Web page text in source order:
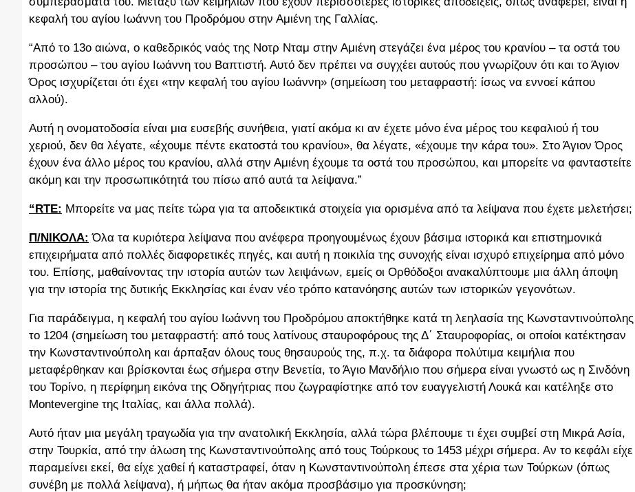
κεφαλή του αγίου Ιωάννη του Προδρόμου στην Αμιένη της Γαλλίας.
“Από το 13ο αιώνα, ο καθεδρικός ναός της Νοτρ Νταμ στην Αμιένη στεγάζει ένα μέρος του κρανίου – τα οστά του
προσώπου – του αγίου Ιωάννη του Βαπτιστή. Αυτό δεν πρέπει να συγχέει αυτούς που γνωρίζουν ότι και το Άγιον
Όρος ισχυρίζεται ότι έχει «την κεφαλή του αγίου Ιωάννη» (σημείωση του μεταφραστή: ίσως να εννοεί κάπου
αλλού).
Αυτή η ονοματοδοσία είναι μια ευσεβής συνήθεια, γιατί ακόμα κι αν έχετε μόνο ένα μέρος του κεφαλιού ή του
χεριού, δεν θα λέγατε, «έχουμε πέντε εκατοστά του κρανίου», θα λέγατε, «έχουμε την κάρα του». Στο Άγιον Όρος
έχουν ένα άλλο μέρος του κρανίου, αλλά στην Αμιένη έχουμε τα οστά του προσώπου, και μπορείτε να φανταστείτε
ακόμη και την προσωπικότητά του πίσω από αυτά τα λείψανα.”
“RTE: Μπορείτε να μας πείτε τώρα για τα αποδεικτικά στοιχεία για ορισμένα από τα λείψανα που έχετε μελετήσει;
Π/ΝΙΚΟΛΑ: Όλα τα κυριότερα λείψανα που ανέφερα προηγουμένως έχουν βάσιμα ιστορικά και επιστημονικά
επιχειρήματα από πολλές διαφορετικές πηγές, και αυτή η ποικιλία της συνοχής είναι ισχυρό επιχείρημα από μόνο
του. Επίσης, μαθαίνοντας την ιστορία αυτών των λειψάνων, εμείς οι Ορθόδοξοι ανακαλύπτουμε μια άλλη άποψη
για την ιστορία της δυτικής Εκκλησίας και έναν νέο τρόπο κατανόησης αυτών των ιστορικών γεγονότων.
Για παράδειγμα, η κεφαλή του αγίου Ιωάννη του Προδρόμου αποκτήθηκε κατά τη λεηλασία της Κωνσταντινούπολης
το 1204 (σημείωση του μεταφραστή: από τους λατίνους σταυροφόρους της Δ΄ Σταυροφορίας, οι οποίοι κατέκτησαν
την Κωνσταντινούπολη και άρπαξαν όλους τους θησαυρούς της, π.χ. τα διάφορα πολύτιμα κειμήλια που
μεταφέρθηκαν και βρίσκονται έως σήμερα στην Βενετία, το Άγιο Μανδήλιο που σήμερα είναι γνωστό ως η Σινδόνη
του Τορίνο, η περίφημη εικόνα της Οδηγήτριας που ζωγραφίστηκε από τον ευαγγελιστή Λουκά και κατέληξε στο
Montevergine της Ιταλίας, και άλλα πολλά).
Αυτό ήταν μια μεγάλη τραγωδία για την ανατολική Εκκλησία, αλλά τώρα βλέπουμε τι έχει συμβεί στη Μικρά Ασία,
στην Τουρκία, από την άλωση της Κωνσταντινούπολης από τους Τούρκους το 1453 μέχρι σήμερα. Αν το κεφάλι είχε
παραμείνει εκεί, θα είχε χαθεί ή καταστραφεί, όταν η Κωνσταντινούπολη έπεσε στα χέρια των Τούρκων (όπως
συνέβη με πολλά λείψανα), ή μήπως θα ήταν ακόμα προσβάσιμο για προσκύνηση;